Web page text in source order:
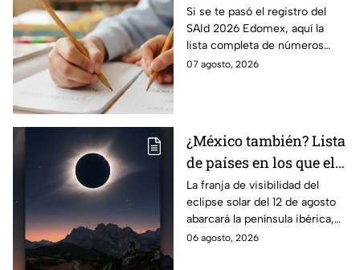
fecha de preinscripción
SAID Edomex 2026
Si se te pasó el registro del
SAId 2026 Edomex, aquí la
lista completa de números
telefónicos y correos de
07 agosto, 2026
¿México también? Lista
de países en los que el
12 de agosto se verá el
eclipse solar total y en
los que será parcial
La franja de visibilidad del
eclipse solar del 12 de agosto
abarcará la península ibérica,
por lo que solo podrá
06 agosto, 2026